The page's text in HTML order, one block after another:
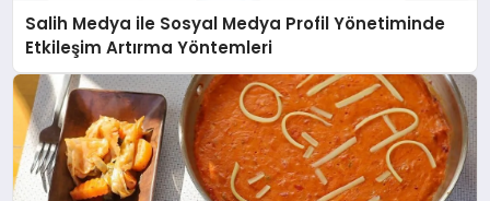
Salih Medya ile Sosyal Medya Profil Yönetiminde
Etkileşim Artırma Yöntemleri